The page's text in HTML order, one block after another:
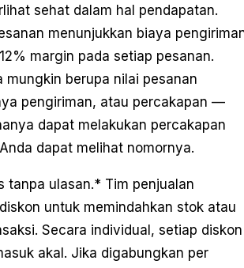
sehat dalam hal pendapatan.
menunjukkan biaya
margin pada setiap pesanan.
mungkin berupa nilai pesanan
pengiriman, atau percakapan —
dapat melakukan percakapan
dapat melihat nomornya.
tanpa ulasan.* Tim penjualan
untuk memindahkan stok atau
Secara individual, setiap diskon
akal. Jika digabungkan per